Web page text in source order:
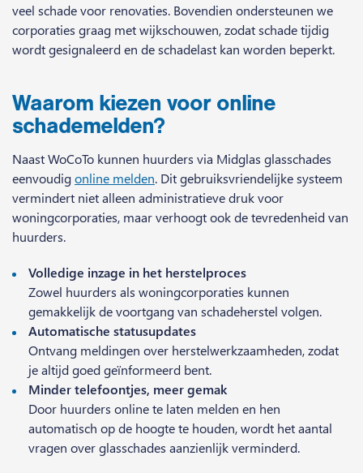
veel schade voor renovaties. Bovendien ondersteunen we
corporaties graag met wijkschouwen, zodat schade tijdig
wordt gesignaleerd en de schadelast kan worden beperkt.
Waarom kiezen voor online
schademelden?
Naast WoCoTo kunnen huurders via Midglas glasschades
eenvoudigonline melden. Dit gebruiksvriendelijke systeem
vermindert niet alleen administratieve druk voor
woningcorporaties, maar verhoogt ook de tevredenheid van
huurders.
Volledige inzage in het herstelproces
Zowel huurders als woningcorporaties kunnen
gemakkelijk de voortgang van schadeherstel volgen.
Automatische statusupdates
Ontvang meldingen over herstelwerkzaamheden, zodat
je altijd goed geïnformeerd bent.
Minder telefoontjes, meer gemak
Door huurders online te laten melden en hen
automatisch op de hoogte te houden, wordt het aantal
vragen over glasschades aanzienlijk verminderd.